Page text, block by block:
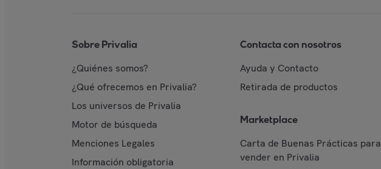
Sobre Privalia
¿Quiénes somos?
¿Qué ofrecemos en Privalia?
Los universos de Privalia
Motor de búsqueda
Menciones Legales
Información obligatoria
Contacta con nosotros
Ayuda y Contacto
Retirada de productos
Marketplace
Carta de Buenas Prácticas para
vender en Privalia